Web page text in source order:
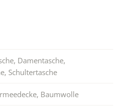
, Damentasche,
, Schultertasche
, Baumwolle